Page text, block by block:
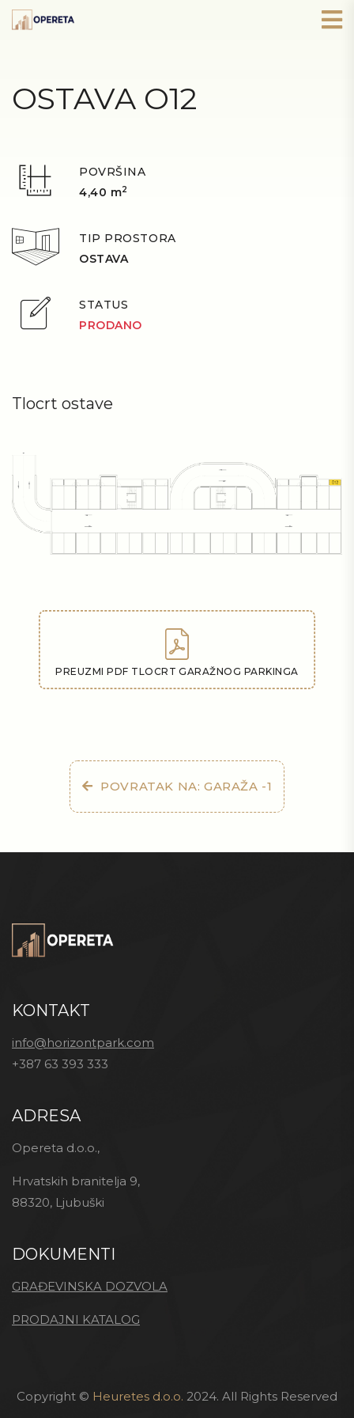
OSTAVA O12
POVRŠINA
4,40 m2
TIP PROSTORA
OSTAVA
STATUS
PRODANO
Tlocrt ostave
PREUZMI PDF TLOCRT GARAŽNOG PARKINGA
POVRATAK NA: GARAŽA -1
KONTAKT
info@horizontpark.com
+387 63 393 333
ADRESA
Opereta d.o.o.,
Hrvatskih branitelja 9,
88320, Ljubuški
DOKUMENTI
GRAĐEVINSKA DOZVOLA
PRODAJNI KATALOG
Copyright © Heuretes d.o.o. 2024. All Rights Reserved